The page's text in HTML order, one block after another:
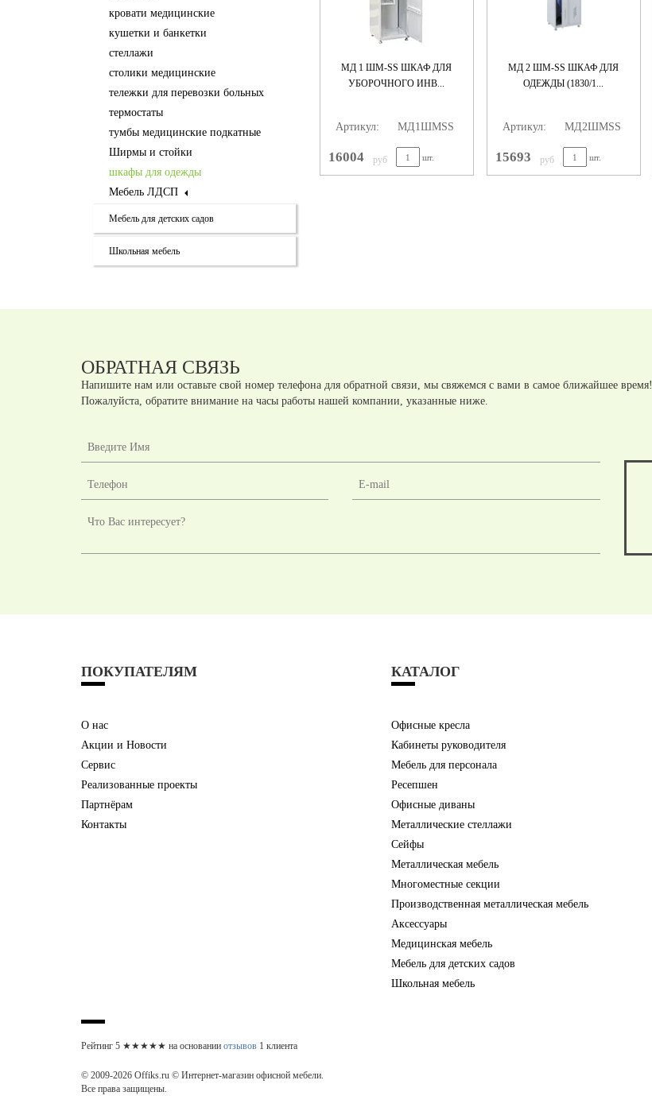
кровати медицинские
кушетки и банкетки
стеллажи
столики медицинские
тележки для перевозки больных
термостаты
тумбы медицинские подкатные
Ширмы и стойки
шкафы для одежды
Мебель ЛДСП
Мебель для детских садов
Школьная мебель
MД 1 ШМ-SS ШКАФ ДЛЯ
УБОРОЧНОГО ИНВ...
Артикул: МД1ШМSS
16004 руб шт.
MД 2 ШМ-SS ШКАФ ДЛЯ
ОДЕЖДЫ (1830/1...
Артикул: MД2ШМSS
15693 руб шт.
ОБРАТНАЯ СВЯЗЬ
Напишите нам или оставьте свой номер телефона для обратной связи, мы свяжемся с вами в самое ближайшее время!
Пожалуйста, обратите внимание на часы работы нашей компании, указанные ниже.
ПОКУПАТЕЛЯМ
О нас
Акции и Новости
Сервис
Реализованные проекты
Партнёрам
Контакты
КАТАЛОГ
Офисные кресла
Кабинеты руководителя
Мебель для персонала
Ресепшен
Офисные диваны
Металлические стеллажи
Сейфы
Металлическая мебель
Многоместные секции
Производственная металлическая мебель
Аксессуары
Медицинская мебель
Мебель для детских садов
Школьная мебель
Рейтинг 5 ★★★★★ на основании отзывов 1 клиента
© 2009-2026 Offiks.ru © Интернет-магазин офисной мебели.
Все права защищены.